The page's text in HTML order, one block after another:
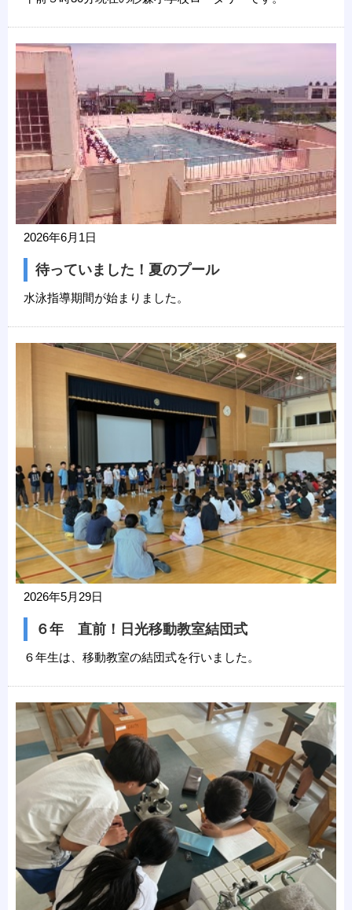
2026年6月1日
待っていました！夏のプール
水泳指導期間が始まりました。
2026年5月29日
６年 直前！日光移動教室結団式
６年生は、移動教室の結団式を行いました。